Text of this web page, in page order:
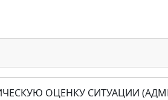
ОЦЕНКУ СИТУАЦИИ